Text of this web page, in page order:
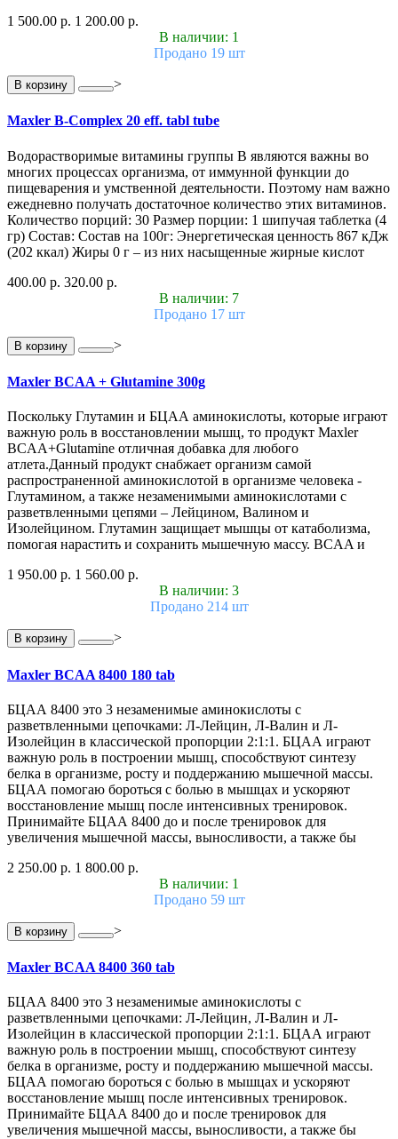
1 500.00 р. 1 200.00 р.
В наличии: 1
Продано 19 шт
В корзину >
Maxler B-Complex 20 eff. tabl tube
Водорастворимые витамины группы В являются важны во
многих процессах организма, от иммунной функции до
пищеварения и умственной деятельности. Поэтому нам важно
ежедневно получать достаточное количество этих витаминов.
Количество порций: 30 Размер порции: 1 шипучая таблетка (4
гр) Состав: Состав на 100г: Энергетическая ценность 867 кДж
(202 ккал) Жиры 0 г – из них насыщенные жирные кислот
400.00 р. 320.00 р.
В наличии: 7
Продано 17 шт
В корзину >
Maxler BCAA + Glutamine 300g
Поскольку Глутамин и БЦАА аминокислоты, которые играют
важную роль в восстановлении мышц, то продукт Maxler
BCAA+Glutamine отличная добавка для любого
атлета.Данный продукт снабжает организм самой
распространенной аминокислотой в организме человека -
Глутамином, а также незаменимыми аминокислотами с
разветвленными цепями – Лейцином, Валином и
Изолейцином. Глутамин защищает мышцы от катаболизма,
помогая нарастить и сохранить мышечную массу. BCAA и
1 950.00 р. 1 560.00 р.
В наличии: 3
Продано 214 шт
В корзину >
Maxler BCAA 8400 180 tab
БЦАА 8400 это 3 незаменимые аминокислоты с
разветвленными цепочками: Л-Лейцин, Л-Валин и Л-
Изолейцин в классической пропорции 2:1:1. БЦАА играют
важную роль в построении мышц, способствуют синтезу
белка в организме, росту и поддержанию мышечной массы.
БЦАА помогаю бороться с болью в мышцах и ускоряют
восстановление мышц после интенсивных тренировок.
Принимайте БЦАА 8400 до и после тренировок для
увеличения мышечной массы, выносливости, а также бы
2 250.00 р. 1 800.00 р.
В наличии: 1
Продано 59 шт
В корзину >
Maxler BCAA 8400 360 tab
БЦАА 8400 это 3 незаменимые аминокислоты с
разветвленными цепочками: Л-Лейцин, Л-Валин и Л-
Изолейцин в классической пропорции 2:1:1. БЦАА играют
важную роль в построении мышц, способствуют синтезу
белка в организме, росту и поддержанию мышечной массы.
БЦАА помогаю бороться с болью в мышцах и ускоряют
восстановление мышц после интенсивных тренировок.
Принимайте БЦАА 8400 до и после тренировок для
увеличения мышечной массы, выносливости, а также бы